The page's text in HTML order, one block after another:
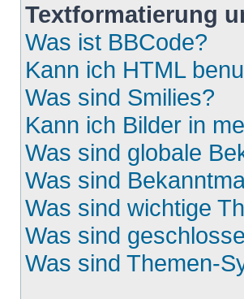
Textformatierung
Was ist BBCode?
Kann ich HTML
Was sind Smilies?
Kann ich Bilder in
Was sind globale
Was sind
Was sind wichtige
Was sind
Was sind Themen-